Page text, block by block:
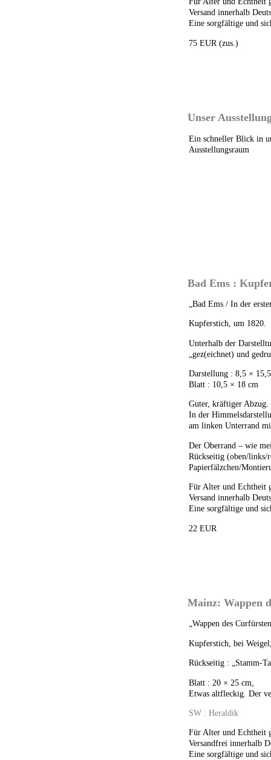
Versand innerhalb
Eine sorgfältige und
75 EUR (zus.)
Unser
Ein schneller Blick in
Ausstellungsraum
Bad Ems :
„Bad Ems / In der
Kupferstich, um 1820.
Unterhalb der
„gez(eichnet) und
Darstellung : 8,5 ×
Blatt : 10,5 × 18 cm
Guter, kräftiger Abzug.
In der
am linken Unterrand
Der Oberrand – wie
Rückseitig (oben/links/
Papierfälzchen/
Für Alter und Echtheit
Versand innerhalb
Eine sorgfältige und
22 EUR
Mainz: Wappen
„Wappen des
Kupferstich, bei
Rückseitig : „Stamm-
Blatt : 20 × 25 cm,
Etwas altfleckig. Der
SW : Heraldik
Für Alter und Echtheit
Versandfrei innerhalb
Eine sorgfältige und